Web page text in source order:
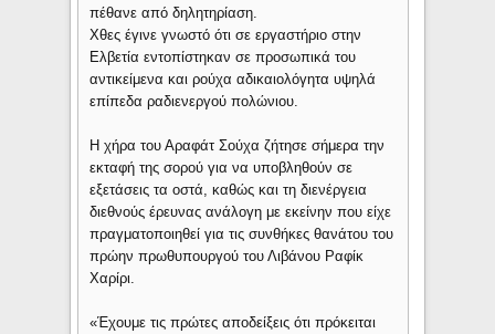
πέθανε από δηλητηρίαση.
Χθες έγινε γνωστό ότι σε εργαστήριο στην
Ελβετία εντοπίστηκαν σε προσωπικά του
αντικείμενα και ρούχα αδικαιολόγητα υψηλά
επίπεδα ραδιενεργού πολώνιου.
Η χήρα του Αραφάτ Σούχα ζήτησε σήμερα την
εκταφή της σορού για να υποβληθούν σε
εξετάσεις τα οστά, καθώς και τη διενέργεια
διεθνούς έρευνας ανάλογη με εκείνην που είχε
πραγματοποιηθεί για τις συνθήκες θανάτου του
πρώην πρωθυπουργού του Λιβάνου Ραφίκ
Χαρίρι.
«Έχουμε τις πρώτες αποδείξεις ότι πρόκειται